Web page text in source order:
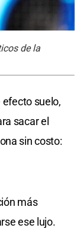
de la
suelo,
sacar el
sin costo:
más
ese lujo.